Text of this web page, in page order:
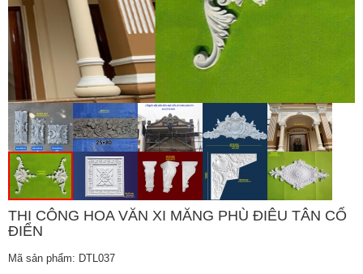
THI CÔNG HOA VĂN XI MĂNG PHÙ ĐIÊU TÂN CỔ
ĐIỂN
Mã sản phẩm: DTL037